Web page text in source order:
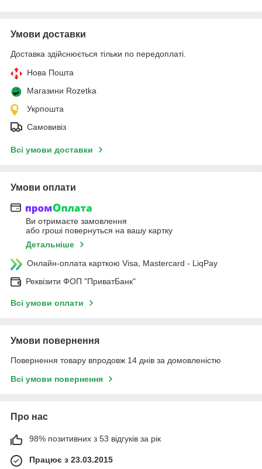
Умови доставки
Доставка здійснюється тільки по передоплаті.
Нова Пошта
Магазини Rozetka
Укрпошта
Самовивіз
Всі умови доставки
Умови оплати
Ви отримаєте замовлення
або гроші повернуться на вашу картку
Детальніше
Онлайн-оплата карткою Visa, Mastercard - LiqPay
Реквізити ФОП "ПриватБанк"
Всі умови оплати
Умови повернення
Повернення товару впродовж 14 днів за домовленістю
Всі умови повернення
Про нас
98% позитивних з 53 відгуків за рік
Працює з 23.03.2015